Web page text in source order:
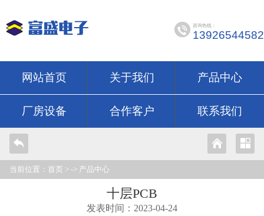
咨询热线：
13926544582
网站首页 关于我们 产品中心
厂房设备 合作客户 联系我们
当前位置： 首页 > -> 产品中心
十层PCB
发表时间：2023-04-24